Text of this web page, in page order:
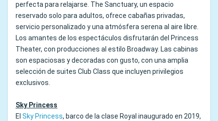
perfecta para relajarse. The Sanctuary, un espacio
reservado solo para adultos, ofrece cabañas privadas,
servicio personalizado y una atmósfera serena al aire libre.
Los amantes de los espectáculos disfrutarán del Princess
Theater, con producciones al estilo Broadway. Las cabinas
son espaciosas y decoradas con gusto, con una amplia
selección de suites Club Class que incluyen privilegios
exclusivos.
Sky Princess
El Sky Princess, barco de la clase Royal inaugurado en 2019,